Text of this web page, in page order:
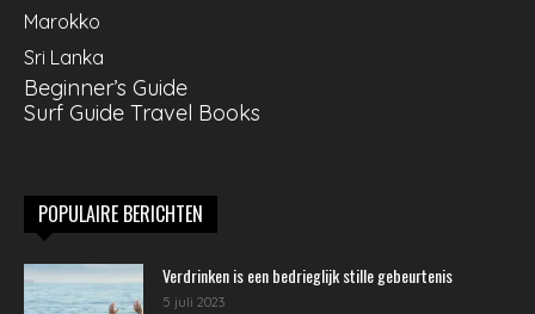
Marokko
Sri Lanka
Beginner’s Guide
Surf Guide Travel Books
POPULAIRE BERICHTEN
Verdrinken is een bedrieglijk stille gebeurtenis
5 juli 2023